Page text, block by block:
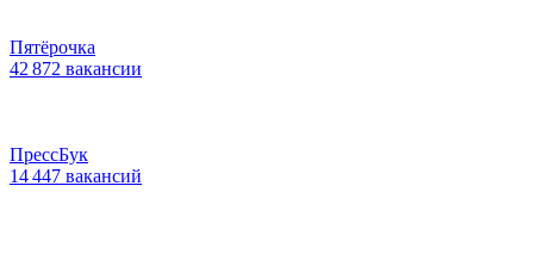
Пятёрочка
42 872 вакансии
ПрессБук
14 447 вакансий